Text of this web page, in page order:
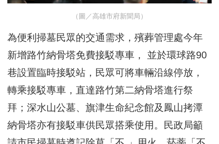
（圖／高雄市府新聞局）
為便利掃墓民眾的交通需求，殯葬管理處今年
新增路竹納骨塔免費接駁專車， 並於環球路90
巷設置臨時接駁站，民眾可將車輛沿線停放，
轉乘接駁專車，直達路竹第二納骨塔進行祭
拜；深水山公墓、旗津生命紀念館及鳳山拷潭
納骨塔亦有接駁車供民眾搭乘使用。民政局籲